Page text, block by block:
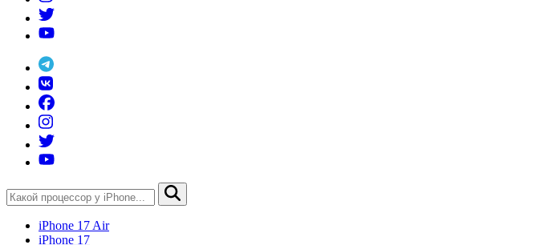
iPhone 17 Air
iPhone 17